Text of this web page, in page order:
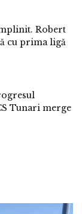
Robert
cu prima ligă
Tunari merge